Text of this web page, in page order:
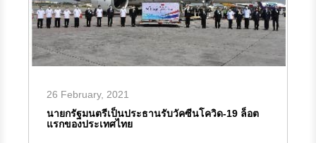
26 February, 2021
นายกรัฐมนตรีเป็นประธานรับวัคซีนโควิด-19 ล็อต
แรกของประเทศไทย